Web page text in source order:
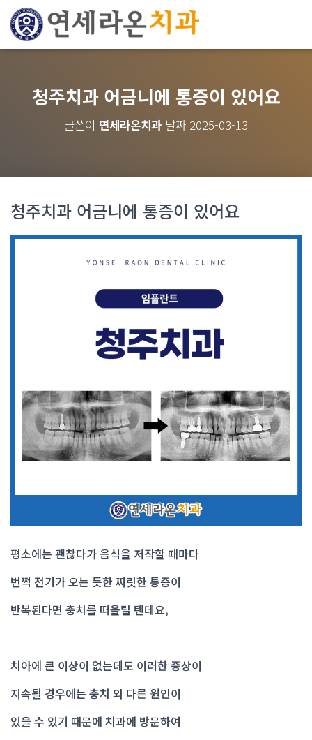
청주치과 어금니에 통증이 있어요
글쓴이 연세라온치과 날짜 2025-03-13
청주치과 어금니에 통증이 있어요
평소에는 괜찮다가 음식을 저작할 때마다
번쩍 전기가 오는 듯한 찌릿한 통증이
반복된다면 충치를 떠올릴 텐데요,
치아에 큰 이상이 없는데도 이러한 증상이
지속될 경우에는 충치 외 다른 원인이
있을 수 있기 때문에 치과에 방문하여